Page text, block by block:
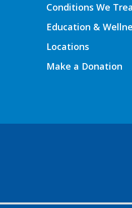
Conditions We
Education &
Locations
Make a Donation